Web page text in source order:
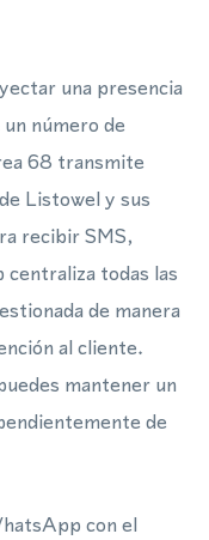
una presencia
número de
68 transmite
Listowel y sus
recibir SMS,
centraliza todas las
de manera
al cliente.
mantener un
de
con el